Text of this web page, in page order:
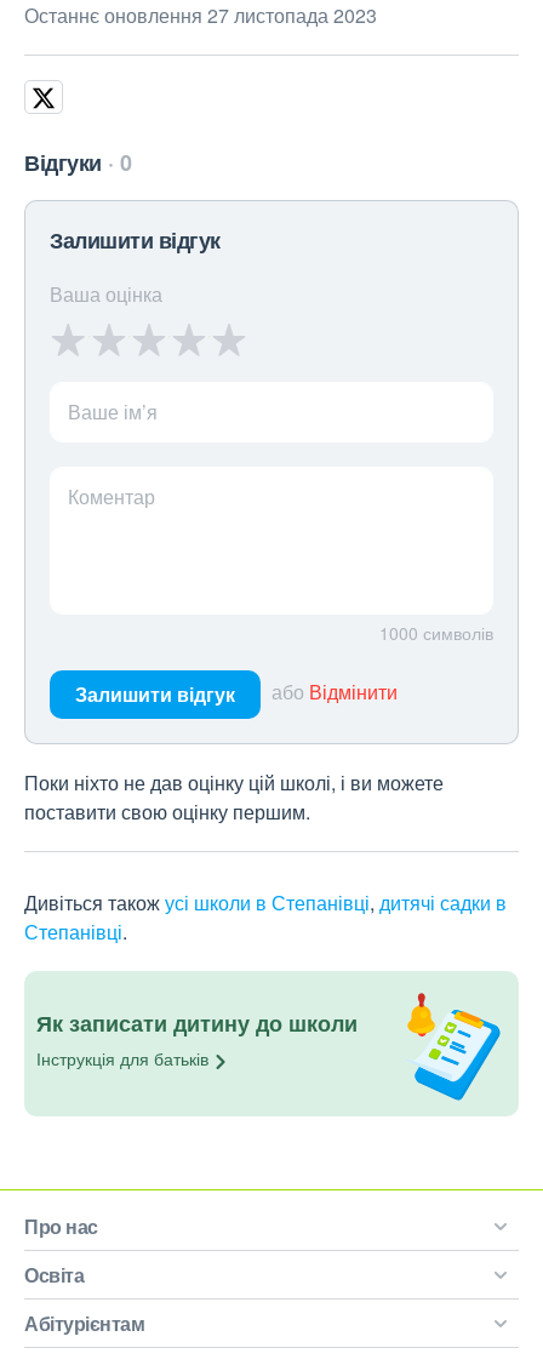
Останнє оновлення 27 листопада 2023
Відгуки 0
Залишити відгук
Ваша оцінка
Ваше ім’я
Коментар
1000 символів
Залишити відгук або Відмінити
Поки ніхто не дав оцінку цій школі, і ви можете
поставити свою оцінку першим.
Дивіться такожусі школи в Степанівці, дитячі садки в
Степанівці.
Як записати дитину до школи
Інструкція для батьків
Про нас
Освіта
Абітурієнтам